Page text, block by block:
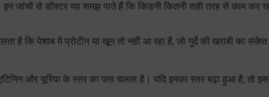
जांचों से डॉक्टर यह समझ पाते हैं कि किडनी कितनी सही तरह से काम कर
कि पेशाब में प्रोटीन या खून तो नहीं आ रहा है, जो गुर्दे की खराबी का संकेत
और यूरिया के स्तर का पता चलता है। यदि इनका स्तर बढ़ा हुआ है, तो